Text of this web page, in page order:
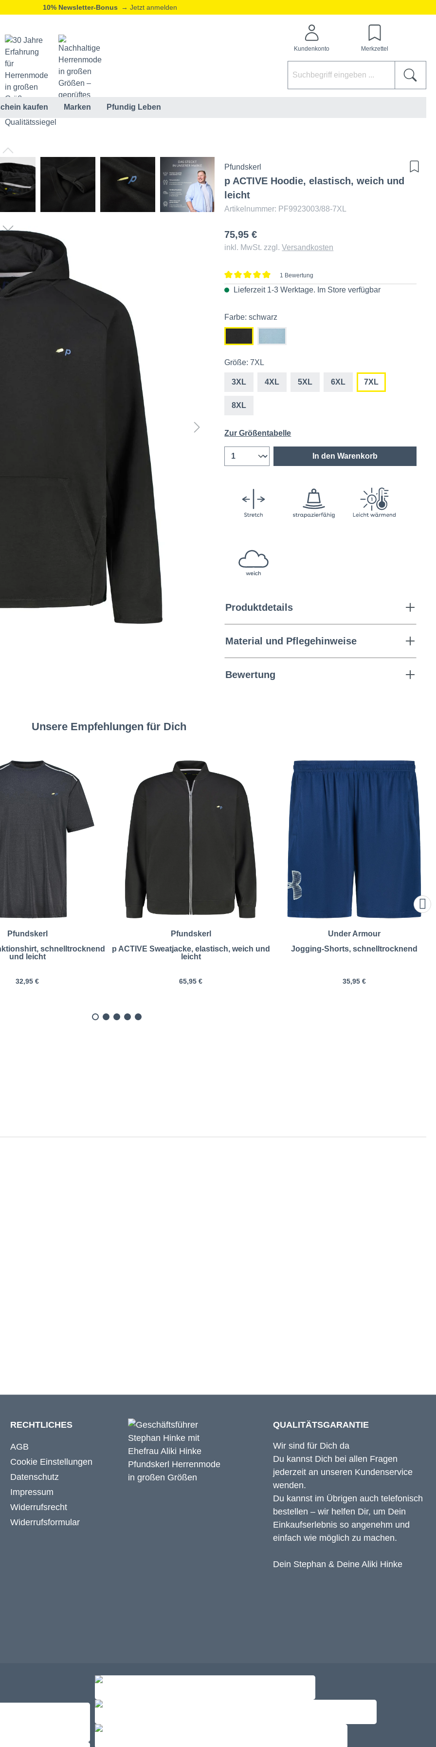
10% Newsletter-Bonus → Jetzt anmelden
Kundenkonto Merkzettel
kaufen Marken Pfundig Leben
Pfundskerl
p ACTIVE Hoodie, elastisch, weich und
leicht
Artikelnummer: PF9923003/88-7XL
75,95 €
inkl. MwSt. zzgl.Versandkosten
Durchschnittliche Bewertung von 5 von 5 Sternen
1 Bewertung
Lieferzeit 1-3 Werktage. Im Store verfügbar
Farbe: schwarz
Größe: 7XL
3XL 4XL 5XL 6XL 7XL
8XL
Zur Größentabelle
In den Warenkorb
Produktdetails
Material und Pflegehinweise
Bewertung
Unsere Empfehlungen für Dich
Pfundskerl
schnelltrocknend
und leicht
32,95 €
Pfundskerl
p ACTIVE Sweatjacke, elastisch, weich und
leicht
65,95 €
Under Armour
Jogging-Shorts, schnelltrocknend
35,95 €
RECHTLICHES
AGB
Cookie Einstellungen
Datenschutz
Impressum
Widerrufsrecht
Widerrufsformular
QUALITÄTSGARANTIE
Wir sind für Dich da
Du kannst Dich bei allen Fragen
jederzeit an unseren Kundenservice
wenden.
Du kannst im Übrigen auch telefonisch
bestellen – wir helfen Dir, um Dein
Einkaufserlebnis so angenehm und
einfach wie möglich zu machen.
Dein Stephan & Deine Aliki Hinke